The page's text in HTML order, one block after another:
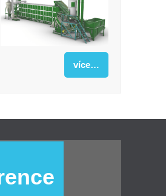
více…